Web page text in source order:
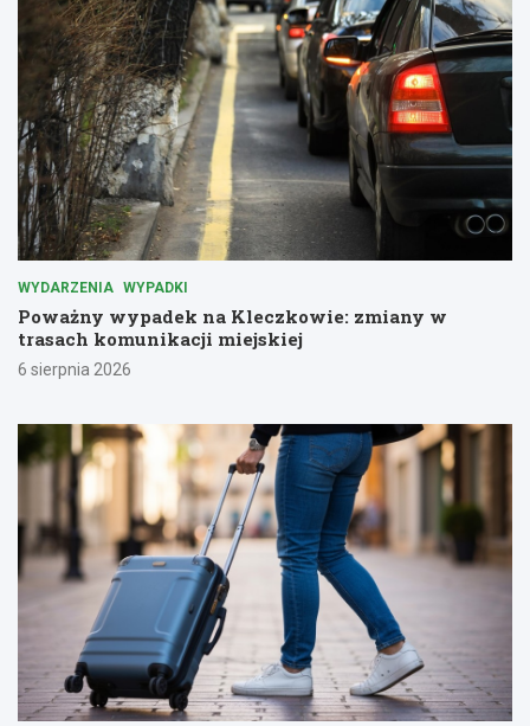
WYDARZENIA WYPADKI
Poważny wypadek na Kleczkowie: zmiany w
trasach komunikacji miejskiej
6 sierpnia 2026